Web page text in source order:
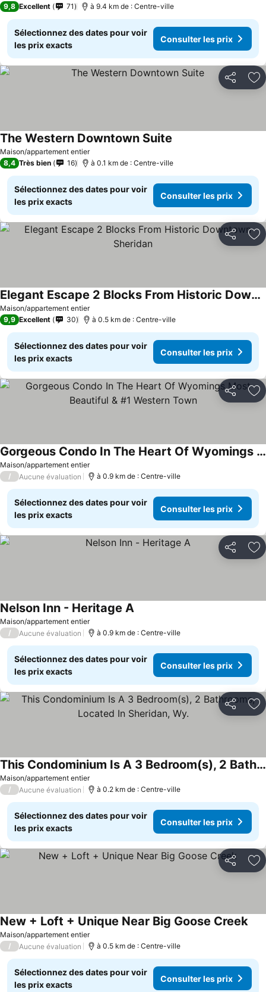
9,8 Excellent 71 à 9.4 km de : Centre-ville
Sélectionnez des dates pour voir
les prix exacts
Consulter les prix
Partager
Maison/appartement entier
The Western Downtown Suite
8,4 Très bien 16 à 0.1 km de : Centre-ville
Sélectionnez des dates pour voir
les prix exacts
Consulter les prix
Partager
Maison/appartement entier
Elegant Escape 2 Blocks From Historic Downtown Sheridan
9,9 Excellent 30 à 0.5 km de : Centre-ville
Sélectionnez des dates pour voir
les prix exacts
Consulter les prix
Partager
Maison/appartement entier
Gorgeous Condo In The Heart Of Wyomings Most Beautiful & #1 Western Town
/ Aucune évaluation à 0.9 km de : Centre-ville
Sélectionnez des dates pour voir
les prix exacts
Consulter les prix
Partager
Maison/appartement entier
Nelson Inn - Heritage A
/ Aucune évaluation à 0.9 km de : Centre-ville
Sélectionnez des dates pour voir
les prix exacts
Consulter les prix
Partager
Maison/appartement entier
This Condominium Is A 3 Bedroom(s), 2 Bathrooms, Located In Sheridan, Wy.
/ Aucune évaluation à 0.2 km de : Centre-ville
Sélectionnez des dates pour voir
les prix exacts
Consulter les prix
Partager
Maison/appartement entier
New + Loft + Unique Near Big Goose Creek
/ Aucune évaluation à 0.5 km de : Centre-ville
Sélectionnez des dates pour voir
les prix exacts
Consulter les prix